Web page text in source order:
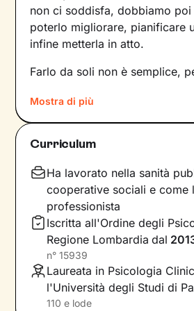
non ci soddisfa, dobbiamo
poterlo migliorare, pianificare
infine metterla in atto.
Farlo da soli non è semplice,
dinamiche– interne e
notiamo nemmeno. Ecco
un professionista risulta
La prima fase del nostro
consisterà in una raccolta di
porteranno a definire un
cui si focalizzerà il lavoro.
tempistiche e frequenza degli
valuteremo passo dopo passo
raggiunti, aggiornando gli
conseguenza.
Mostra di più
Curriculum
Ha lavorato nella sanità
cooperative sociali e come
professionista
Iscritta all'Ordine degli
Regione Lombardia dal
n° 15939
Laureata in Psicologia
l'Università degli Studi di
110 e lode